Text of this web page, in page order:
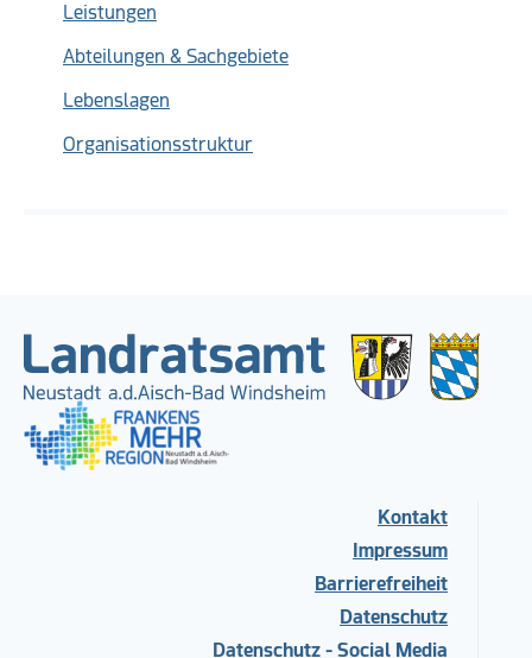
Leistungen
Abteilungen & Sachgebiete
Lebenslagen
Organisationsstruktur
Kontakt
Impressum
Barrierefreiheit
Datenschutz
Datenschutz - Social Media